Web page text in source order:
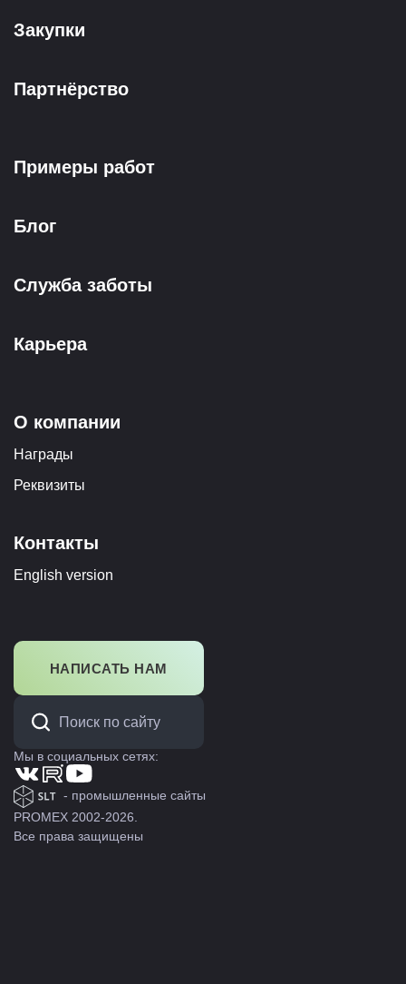
Закупки
Партнёрство
Примеры работ
Блог
Служба заботы
Карьера
О компании
Награды
Реквизиты
Контакты
English version
НАПИСАТЬ НАМ
Мы в социальных сетях:
- промышленные сайты
PROMEX 2002-2026.
Все права защищены